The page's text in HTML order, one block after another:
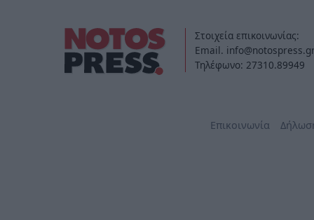
Στοιχεία επικοινωνίας:
Email. info@notospress.gr
Τηλέφωνο: 27310.89949
Επικοινωνία